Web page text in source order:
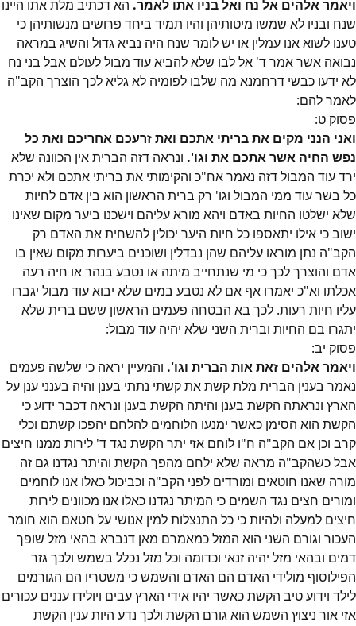
ויאמר אלהים אל נח ואל בניו אתו לאמר. הא דכתיב מלת אתו היינו
שנח ובניו לא שמשו מיטותיהן והיו תמיד ביחד פרושים מנשותיהן כי
טענו לשוא אנו עמלין או יש לומר שנח היה נביא גדול והשיג במראה
נבואה אשר אמר ד' אל לבו שלא להביא עוד מבול לעולם אבל בני נח
לא ידעו כבשי דרחמנא מה שלבו לפומיה לא גליא לכך הוצרך הקב"ה
לאמר להם:
פסוק ט:
ואני הנני מקים את בריתי אתכם ואת זרעכם אחריכם ואת כל
נפש החיה אשר אתכם את וגו'. ונראה דזה הברית אין הכוונה שלא
ירד עוד המבול דזה נאמר אח"כ והקימותי את בריתי אתכם ולא יכרת
כל בשר עוד ממי המבול וגו' רק ברית הראשון הוא בין אדם לחיות
שלא ישלטו החיות באדם ויהא מורא עליהם וישכנו ביער מקום שאינו
ישוב כי אילו יתאספו כל חיות היער יכולין להשחית את האדם רק
הקב"ה נתן מוראו עליהם שהן נבדלין ושוכנים ביערות מקום שאין בו
אדם והוצרך לכך כי מי שנתחייב מיתה או נטבע בנהר או חיה רעה
אכלתו וא"כ יאמרו אף אם לא נטבע במים שלא יבוא עוד מבול יגברו
עליו חיות רעות. לכך בא הבטחה פעמים הראשון ששם ברית שלא
יתגרו בם החיות וברית השני שלא יהיה עוד מבול:
פסוק יב:
ויאמר אלהים זאת אות הברית וגו'. והמעיין יראה כי שלשה פעמים
נאמר בענין הברית מלת קשת את קשתי נתתי בענן והיה בענני ענן על
הארץ ונראתה הקשת בענן והיתה הקשת בענן ונראה דכבר ידוע כי
הקשת הוא הסימן כאשר ימנעו הלוחמים להלחם יהפכו קשתם וכלי
קרב וכן אם הקב"ה ח"ו לוחם אזי יתר הקשת נגד ד' לירות ממנו חיצים
אבל כשהקב"ה מראה שלא ילחם מהפך הקשת והיתר נגדנו גם זה
מורה שאנו חוטאים ומורדים לפני הקב"ה וכביכול כאלו אנו לוחמים
ומורים חצים נגד השמים כי המיתר נגדנו כאלו אנו מכוונים לירות
חיצים למעלה ולהיות כי כל התנצלות למין אנושי על חטאם הוא חומר
העכור וגורם השני הוא המזל כמאמרם מאן דנברא בהאי מזל שופך
דמים ובהאי מזל יהיה זנאי וכדומה וכל מזל נכלל בשמש ולכך גזר
הפילוסוף מולידי האדם הם האדם והשמש כי משטריו הם הגורמים
לילד וידוע טיב הקשת כאשר יהיו אידי הארץ עבים ויולידו עננים עכורים
אזי אור ניצוץ השמש הוא גורם הקשת ולכך נדע היות ענין הקשת